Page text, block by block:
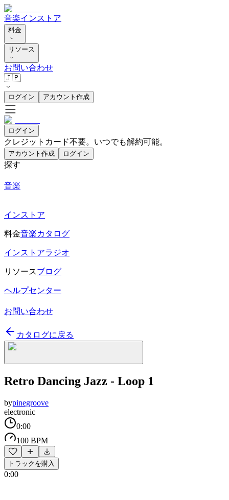
音楽インストア
料金
リソース
お問い合わせ
🇯🇵
ログイン アカウント作成
ログイン
クレジットカード不要。いつでも解約可能。
アカウント作成 ログイン
探す
音楽
インストア
料金音楽カタログ
インストアラジオ
リソースブログ
ヘルプセンター
お問い合わせ
カタログに戻る
Retro Dancing Jazz - Loop 1
bypinegroove
electronic
0:00
100 BPM
トラックを購入
0:00